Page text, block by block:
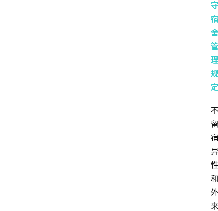
守
宿
舍
管
理
规
定
不
留
宿
异
性
和
外
来